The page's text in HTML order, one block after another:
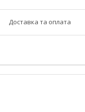
Доставка та оплата